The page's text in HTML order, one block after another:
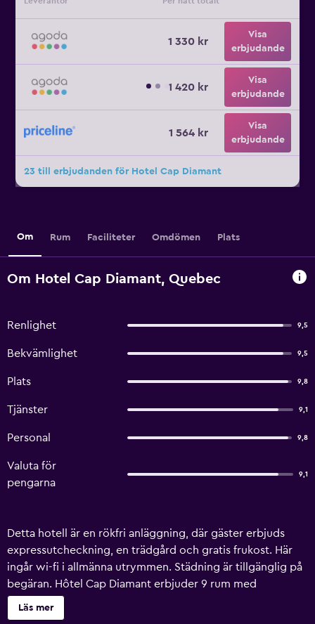
1 330 kr
Visa
erbjudande
1 420 kr
Visa
erbjudande
1 564 kr
Visa
erbjudande
23 till erbjudanden för Hotel Cap Diamant
Om Rum Faciliteter Omdömen Plats
Om Hotel Cap Diamant, Quebec
Renlighet 9,5
Bekvämlighet 9,5
Plats 9,8
Tjänster 9,1
Personal 9,8
Valuta för
pengarna
9,1
Detta hotell är en rökfri anläggning, där gäster erbjuds
expressutcheckning, en trädgård och gratis frukost. Här
ingår wi-fi i allmänna utrymmen. Städning är tillgänglig på
begäran. Hôtel Cap Diamant erbjuder 9 rum med
minibarer (med vissa gratis produkter) och
espressobryggare. Sängarna har italienska Frette-lakan
Läs mer